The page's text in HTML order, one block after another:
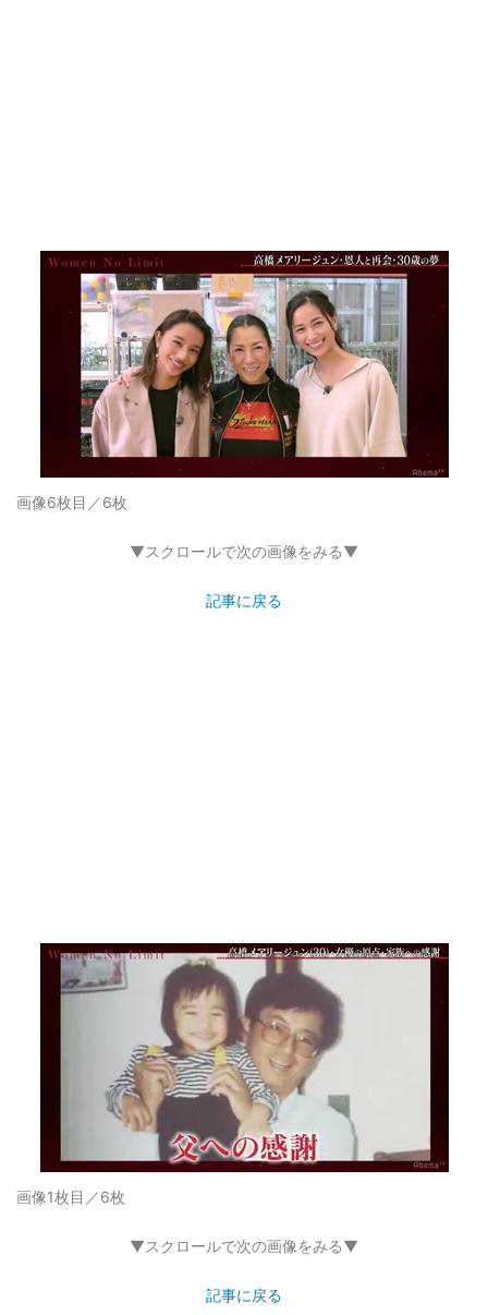
画像6枚目／6枚
▼スクロールで次の画像をみる▼
記事に戻る
画像1枚目／6枚
▼スクロールで次の画像をみる▼
記事に戻る